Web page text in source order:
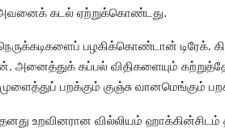
கடல் ஏற்றுக்கொண்டது.
பழகிக்கொண்டான் டிரேக்.
கப்பல் விதிகளையும்
முளைத்துப் பறக்கும் குஞ்சு
தனது உறவினரான வில்லியம்